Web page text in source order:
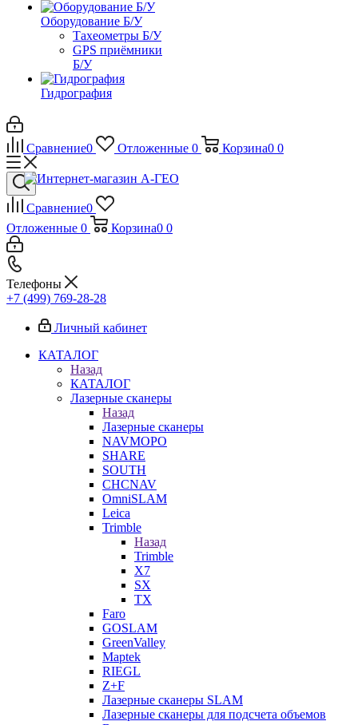
Оборудование Б/У
Тахеометры Б/У
GPS приёмники
Б/У
Гидрография
Сравнение0 Отложенные 0 Корзина0 0
Сравнение0
Отложенные 0 Корзина0 0
Телефоны
+7 (499) 769-28-28
Личный кабинет
КАТАЛОГ
Назад
КАТАЛОГ
Лазерные сканеры
Назад
Лазерные сканеры
NAVMOPO
SHARE
SOUTH
CHCNAV
OmniSLAM
Leica
Trimble
Назад
Trimble
X7
SX
TX
Faro
GOSLAM
GreenValley
Maptek
RIEGL
Z+F
Лазерные сканеры SLAM
Лазерные сканеры для подсчета объемов